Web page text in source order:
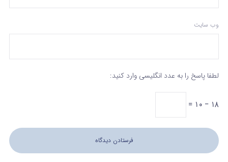
وب‌ سایت
لطفا پاسخ را به عدد انگلیسی وارد کنید:
18 − 10 =